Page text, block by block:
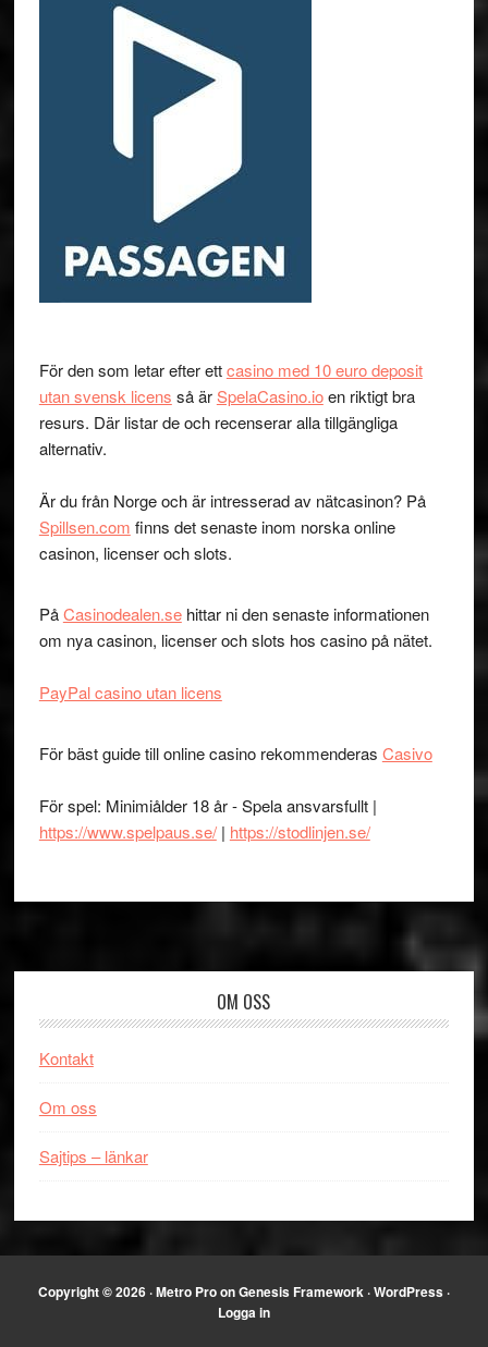
För den som letar efter ettcasino med 10 euro deposit
utan svensk licens så ärSpelaCasino.ioen riktigt bra
resurs. Där listar de och recenserar alla tillgängliga
alternativ.
Är du från Norge och är intresserad av nätcasinon? På
Spillsen.com finns det senaste inom norska online
casinon, licenser och slots.
PåCasinodealen.sehittar ni den senaste informationen
om nya casinon, licenser och slots hos casino på nätet.
PayPal casino utan licens
För bäst guide till online casino rekommenderas Casivo
För spel: Minimiålder 18 år - Spela ansvarsfullt |
https://www.spelpaus.se/| https://stodlinjen.se/
OM OSS
Kontakt
Om oss
Sajtips – länkar
Copyright © 2026 ·Metro ProonGenesis Framework ·WordPress ·
Logga in